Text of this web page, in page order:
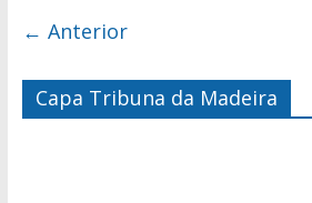
← Anterior
Capa Tribuna da Madeira